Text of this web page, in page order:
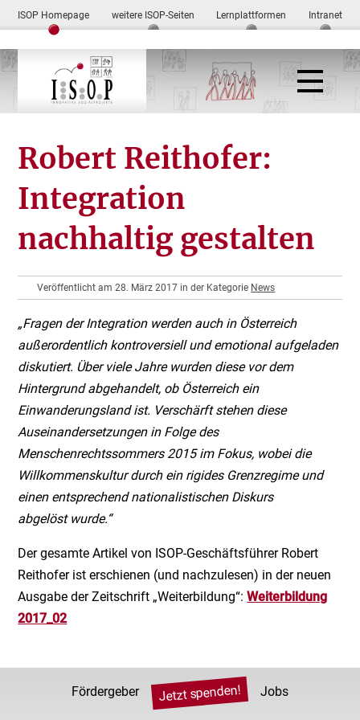
ISOP Homepage weitere ISOP-Seiten Lernplattformen Intranet
Robert Reithofer:
Integration
nachhaltig gestalten
Veröffentlicht am 28. März 2017 in der Kategorie News
„Fragen der Integration werden auch in Österreich
außerordentlich kontroversiell und emotional aufgeladen
diskutiert. Über viele Jahre wurden diese vor dem
Hintergrund abgehandelt, ob Österreich ein
Einwanderungsland ist. Verschärft stehen diese
Auseinandersetzungen in Folge des
Menschenrechtssommers 2015 im Fokus, wobei die
Willkommenskultur durch ein rigides Grenzregime und
einen entsprechend nationalistischen Diskurs
abgelöst wurde.“
Der gesamte Artikel von ISOP-Geschäftsführer Robert
Reithofer ist erschienen (und nachzulesen) in der neuen
Ausgabe der Zeitschrift „Weiterbildung“:Weiterbildung
2017_02
Fördergeber Jetzt spenden! Jobs